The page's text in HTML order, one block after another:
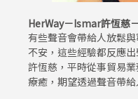
HerWay－Ismar許恆慈
有些聲音會帶給人放鬆
不安，這些經驗都反應
許恆慈，平時從事貿易
療癒，期望透過聲音帶給